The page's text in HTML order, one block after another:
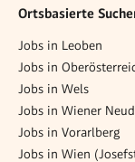
Ortsbasierte
Jobs in Leoben
Jobs in
Jobs in Wels
Jobs in Wiener
Jobs in Vorarlberg
Jobs in Wien